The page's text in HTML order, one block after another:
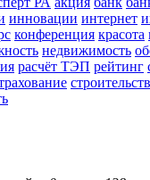
инновации интернет
конференция красота
недвижимость
расчёт ТЭП рейтинг